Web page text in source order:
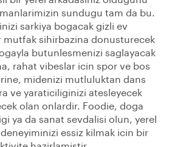
sundugu tam da bu.
sarkiya bogacak gizli ev
mutfak sihirbazina donusturecek
butunlesmenizi saglayacak
rahat vibeslar icin spor ve bos
midenizi mutluluktan dans
ve yaraticiliginizi atesleyecek
olan onlardir. Foodie, doga
ya da sanat sevdalisi olun, yerel
essiz kilmak icin bir